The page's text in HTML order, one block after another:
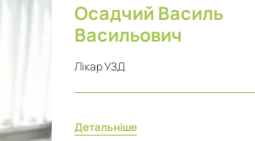
Осадчий Василь
Васильович
Лікар УЗД
Детальніше